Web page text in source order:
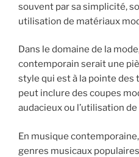
souvent par sa simplicité,
utilisation de matériaux
Dans le domaine de la
contemporain serait une
style qui est à la pointe des
peut inclure des coupes
audacieux ou l’utilisation
En musique
genres musicaux